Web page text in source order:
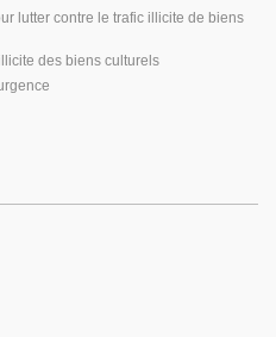
lutter contre le trafic illicite de biens
des biens culturels